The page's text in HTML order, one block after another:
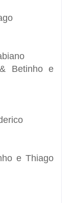
Betinho e
e Thiago